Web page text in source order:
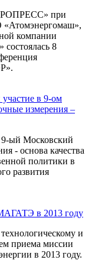
при
«Атомэнергомаш»,
компании
8
в 9-ом
измерения –
9-ый Московский
- основа качества
политики в
развития
в 2013 году
и
приема миссии
в 2013 году.